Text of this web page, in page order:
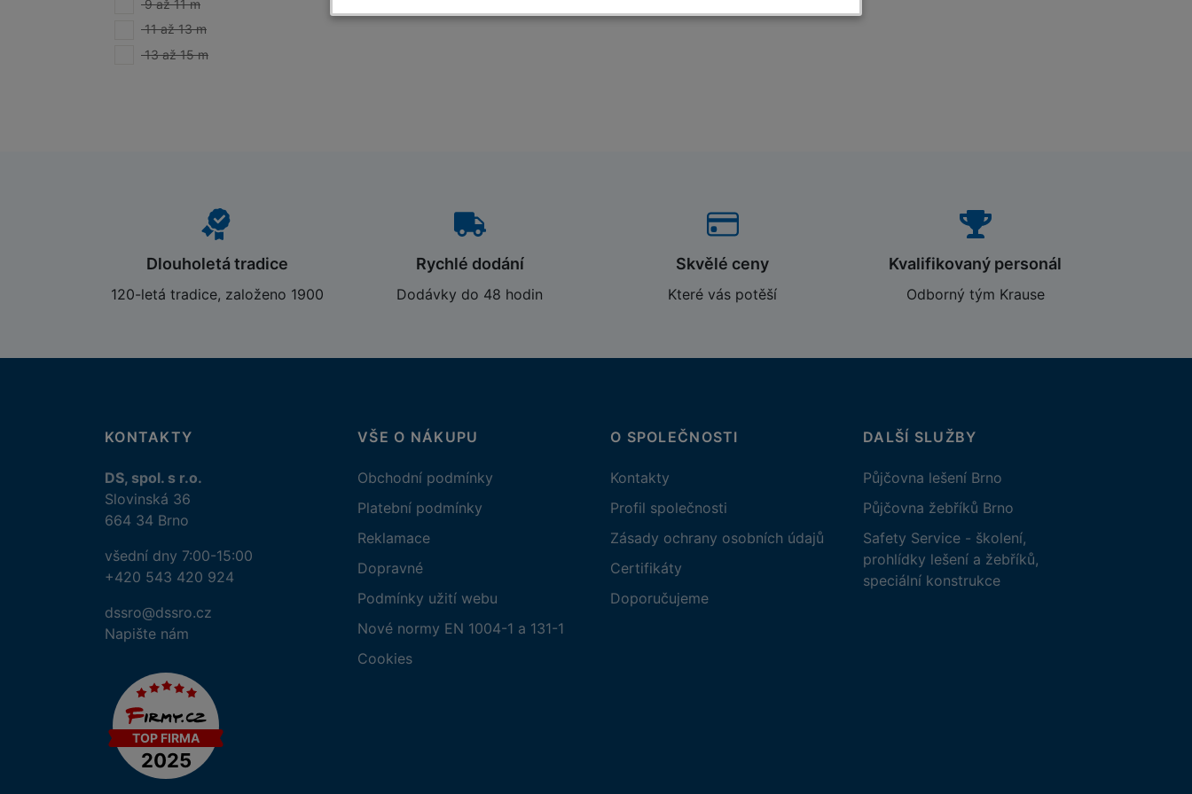
9 až 11 m
11 až 13 m
13 až 15 m
Počet příček 4 x 4 4 x 5
Prohlédněte si video žebříku TeleVario
Dlouholetá tradice
120-letá tradice, založeno 1900
Rychlé dodání
Dodávky do 48 hodin
Skvělé ceny
Které vás potěší
Kvalifikovaný personál
Odborný tým Krause
KONTAKTY
DS, spol. s r.o.
Slovinská 36
664 34 Brno
všední dny 7:00-15:00
+420 543 420 924
dssro@dssro.cz
Napište nám
VŠE O NÁKUPU
Obchodní podmínky
Platební podmínky
Reklamace
Dopravné
Podmínky užití webu
Nové normy EN 1004-1 a 131-1
Cookies
O SPOLEČNOSTI
Kontakty
Profil společnosti
Zásady ochrany osobních údajů
Certifikáty
Doporučujeme
DALŠÍ SLUŽBY
Půjčovna lešení Brno
Půjčovna žebříků Brno
Safety Service - školení,
prohlídky lešení a žebříků,
speciální konstrukce